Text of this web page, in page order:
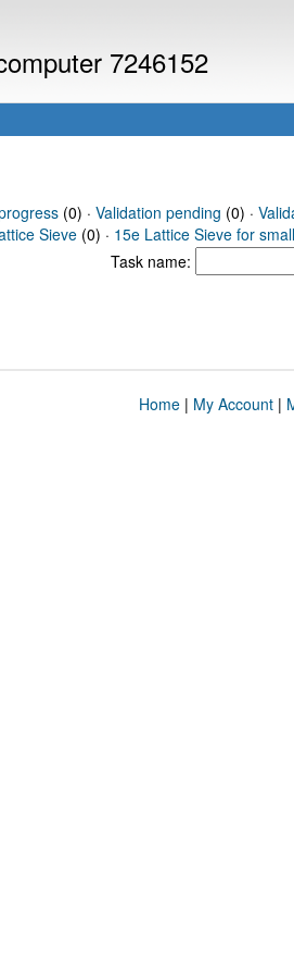
7246152
(0) · Validation pending (0) ·
Sieve (0) · 15e Lattice Sieve for
Task name:
Home| My Account|